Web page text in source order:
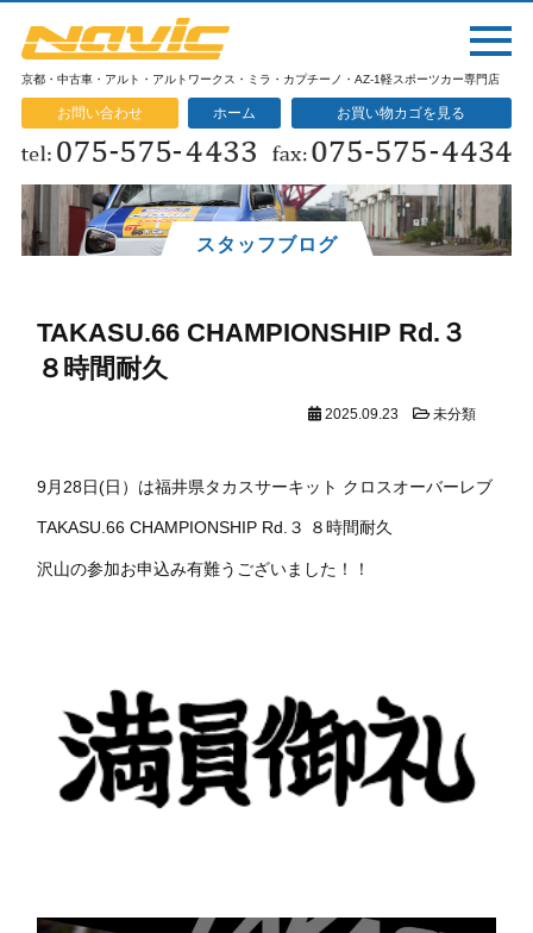
京都・中古車・アルト・アルトワークス・ミラ・カプチーノ・AZ-1軽スポーツカー専門店
お問い合わせ ホーム お買い物カゴを見る
スタッフブログ
TAKASU.66 CHAMPIONSHIP Rd.３
８時間耐久
2025.09.23 未分類
9月28日(日）は福井県タカスサーキット クロスオーバーレブ
TAKASU.66 CHAMPIONSHIP Rd.３ ８時間耐久
沢山の参加お申込み有難うございました！！